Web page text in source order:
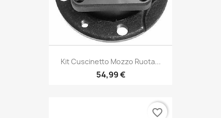
Kit Cuscinetto Mozzo Ruota...
54,99 €
favorite_border